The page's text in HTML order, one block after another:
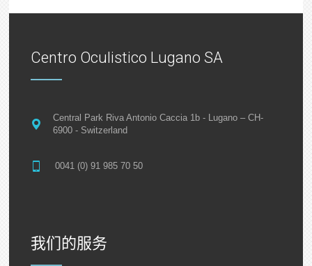
Centro Oculistico Lugano SA
Central Park Riva Antonio Caccia 1b - Lugano – CH-
6900 - Switzerland
0041 (0) 91 985 70 50
我们的服务